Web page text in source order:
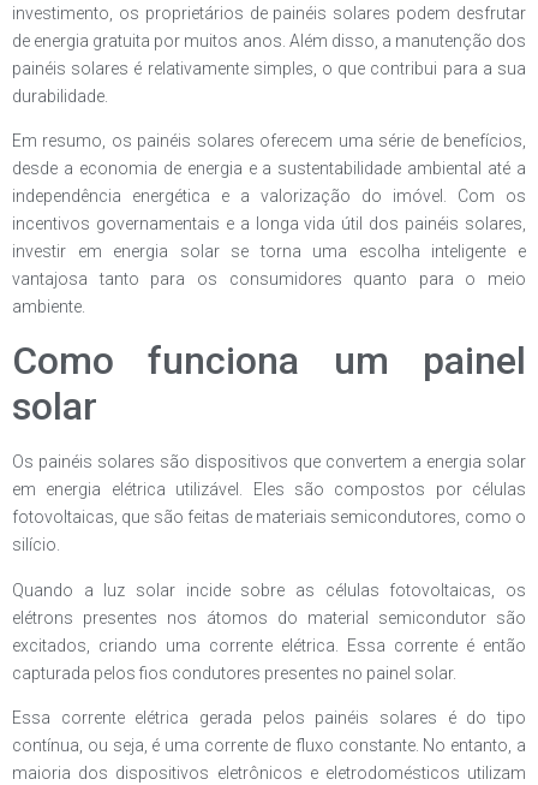
investimento, os proprietários de painéis solares podem desfrutar
de energia gratuita por muitos anos. Além disso, a manutenção dos
painéis solares é relativamente simples, o que contribui para a sua
durabilidade.
Em resumo, os painéis solares oferecem uma série de benefícios,
desde a economia de energia e a sustentabilidade ambiental até a
independência energética e a valorização do imóvel. Com os
incentivos governamentais e a longa vida útil dos painéis solares,
investir em energia solar se torna uma escolha inteligente e
vantajosa tanto para os consumidores quanto para o meio
ambiente.
Como funciona um painel
solar
Os painéis solares são dispositivos que convertem a energia solar
em energia elétrica utilizável. Eles são compostos por células
fotovoltaicas, que são feitas de materiais semicondutores, como o
silício.
Quando a luz solar incide sobre as células fotovoltaicas, os
elétrons presentes nos átomos do material semicondutor são
excitados, criando uma corrente elétrica. Essa corrente é então
capturada pelos fios condutores presentes no painel solar.
Essa corrente elétrica gerada pelos painéis solares é do tipo
contínua, ou seja, é uma corrente de fluxo constante. No entanto, a
maioria dos dispositivos eletrônicos e eletrodomésticos utilizam